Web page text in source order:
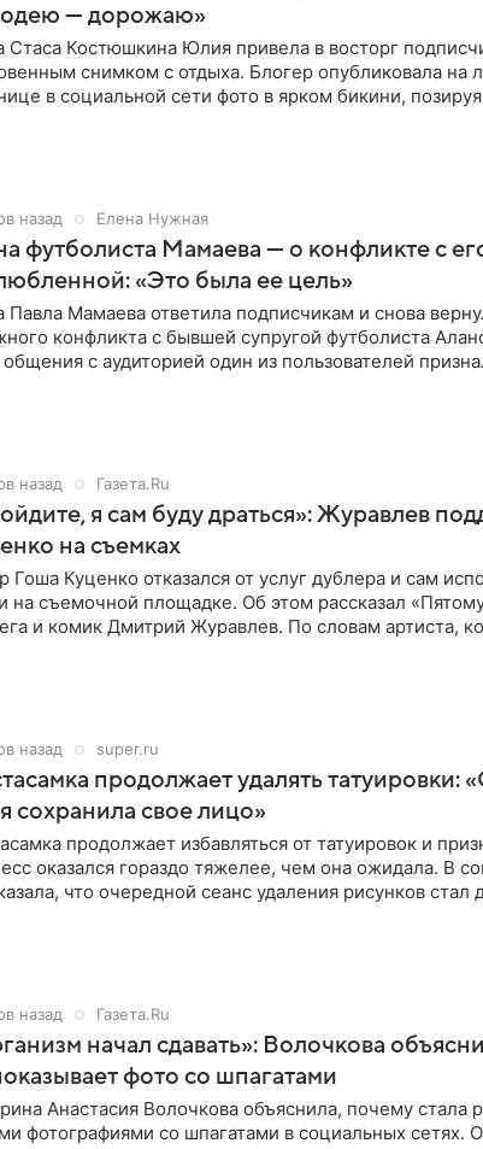
— дорожаю»
Стаса Костюшкина Юлия привела в восторг
снимком с отдыха. Блогер опубликовала на
в социальной сети фото в ярком бикини,
назад Елена Нужная
футболиста Мамаева — о конфликте с
«Это была ее цель»
Мамаева ответила подписчикам и снова
конфликта с бывшей супругой футболиста
с аудиторией один из пользователей
назад Газета.Ru
я сам буду драться»: Журавлев
на съемках
Гоша Куценко отказался от услуг дублера и сам
на съемочной площадке. Об этом рассказал
и комик Дмитрий Журавлев. По словам артиста,
назад super.ru
продолжает удалять татуировки:
сохранила свое лицо»
продолжает избавляться от татуировок и
оказался гораздо тяжелее, чем она ожидала. В
что очередной сеанс удаления рисунков стал
назад Газета.Ru
начал сдавать»: Волочкова
фото со шпагатами
Анастасия Волочкова объяснила, почему стала
фотографиями со шпагатами в социальных сетях.